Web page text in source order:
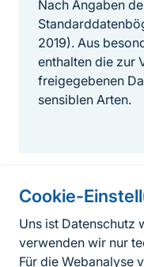
Cookie-
Uns ist Datenschutz
verwenden wir nur
Für die Webanalyse
Nach Angaben
2019). Aus
enthalten die zur
freigegebenen
sensiblen Arten.
Informationen
Fußzeile